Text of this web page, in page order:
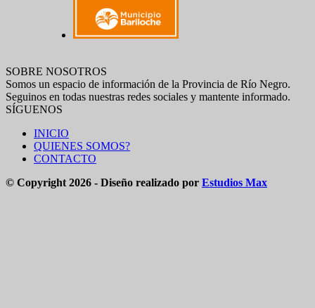
SOBRE NOSOTROS
Somos un espacio de información de la Provincia de Río Negro.
Seguinos en todas nuestras redes sociales y mantente informado.
SÍGUENOS
INICIO
QUIENES SOMOS?
CONTACTO
© Copyright 2026 - Diseño realizado por Estudios Max